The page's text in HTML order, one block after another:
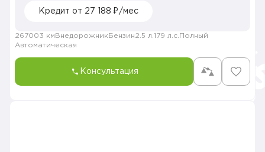
Кредит от 27 188 ₽/мес
267003 км Внедорожник Бензин2.5 л. 179 л.с. Полный
Автоматическая
Консультация